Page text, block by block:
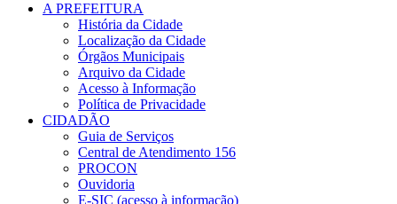
A PREFEITURA
História da Cidade
Localização da Cidade
Órgãos Municipais
Arquivo da Cidade
Acesso à Informação
Política de Privacidade
CIDADÃO
Guia de Serviços
Central de Atendimento 156
PROCON
Ouvidoria
E-SIC (acesso à informação)